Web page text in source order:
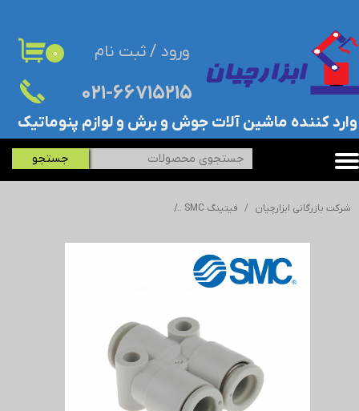
۰۲۱-۶۶۷۱۵۲۱۵​​​​​​​
جستجو
۰
​وارد کننده ماشین آلات جوش و برش و لوازم پنوماتیک
ورود / ثبت نام
حساب کاربری من
تغییر گذر واژه
خروج از حساب کاربری
شرکت بازرگانی ابزارچیان فیتینگ SMC